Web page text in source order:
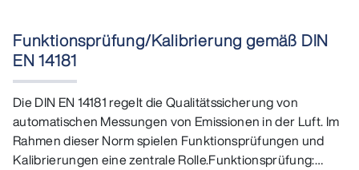
Funktionsprüfung/Kalibrierung gemäß DIN
EN 14181
Die DIN EN 14181 regelt die Qualitätssicherung von
automatischen Messungen von Emissionen in der Luft. Im
Rahmen dieser Norm spielen Funktionsprüfungen und
Kalibrierungen eine zentrale Rolle.Funktionsprüfung:…